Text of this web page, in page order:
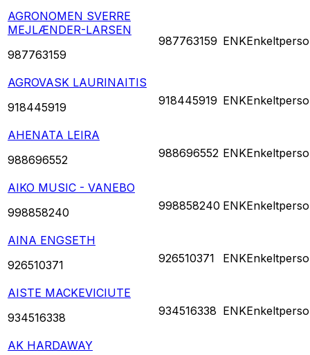
AGRONOMEN SVERRE
MEJLÆNDER-LARSEN
987763159
987763159 ENK
AGROVASK LAURINAITIS
918445919
918445919 ENK
AHENATA LEIRA
988696552
988696552 ENK
AIKO MUSIC - VANEBO
998858240
998858240 ENK
AINA ENGSETH
926510371
926510371 ENK
AISTE MACKEVICIUTE
934516338
934516338 ENK
AK HARDAWAY